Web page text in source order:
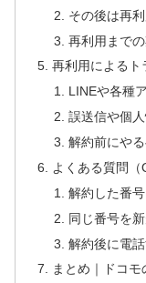
その後は再
再利用まで
再利用によるト
LINEや各種
誤送信や個
解約前にや
よくある質問（
解約した番
同じ番号を
解約後に電
まとめ｜ドコ